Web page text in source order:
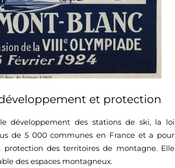
et protection
développement des stations de ski, la loi
de 5 000 communes en France et a pour
des territoires de montagne. Elle
des espaces montagneux.